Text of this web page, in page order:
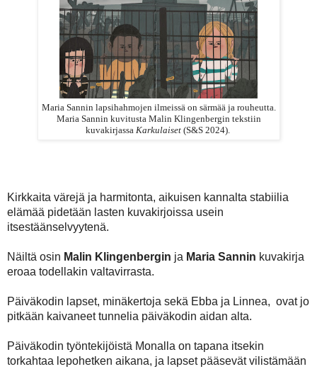
Maria Sannin lapsihahmojen ilmeissä on särmää ja rouheutta.
Maria Sannin kuvitusta Malin Klingenbergin tekstiin
kuvakirjassa Karkulaiset(S&S 2024).
Kirkkaita värejä ja harmitonta, aikuisen kannalta stabiilia
elämää pidetään lasten kuvakirjoissa usein
itsestäänselvyytenä.
Näiltä osin Malin Klingenbergin ja Maria Sannin kuvakirja
eroaa todellakin valtavirrasta.
Päiväkodin lapset, minäkertoja sekä Ebba ja Linnea, ovat jo
pitkään kaivaneet tunnelia päiväkodin aidan alta.
Päiväkodin työntekijöistä Monalla on tapana itsekin
torkahtaa lepohetken aikana, ja lapset pääsevät vilistämään